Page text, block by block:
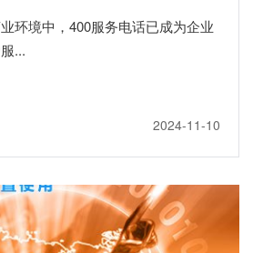
环境中，400服务电话已成为企业
...
2024-11-10